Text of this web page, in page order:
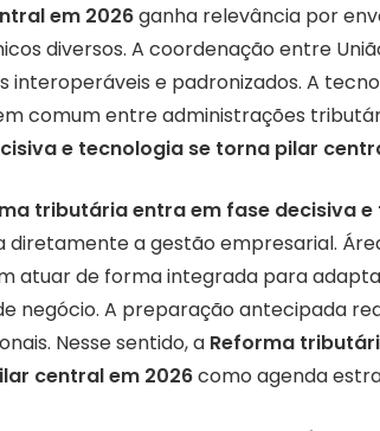
em 2026ganha relevância por
diversos. A coordenação entre
interoperáveis e padronizados. A
comum entre administrações
e tecnologia se torna pilar
tributária entra em fase decisiva
diretamente a gestão empresarial.
atuar de forma integrada para
negócio. A preparação antecipada
Nesse sentido, a Reforma
central em 2026como agenda